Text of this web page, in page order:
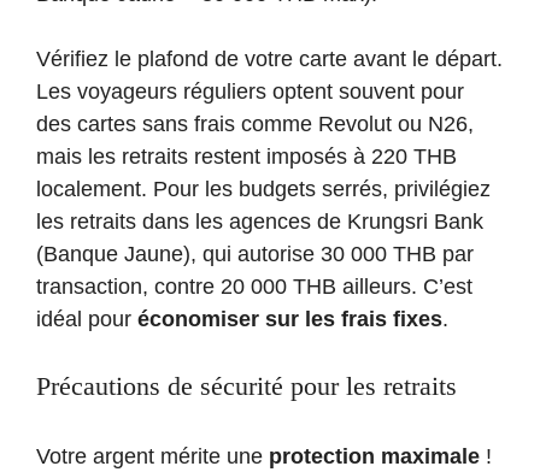
Vérifiez le plafond de votre carte avant le départ.
Les voyageurs réguliers optent souvent pour
des cartes sans frais comme Revolut ou N26,
mais les retraits restent imposés à 220 THB
localement. Pour les budgets serrés, privilégiez
les retraits dans les agences de Krungsri Bank
(Banque Jaune), qui autorise 30 000 THB par
transaction, contre 20 000 THB ailleurs. C’est
idéal pour économiser sur les frais fixes.
Précautions de sécurité pour les retraits
Votre argent mérite une protection maximale !